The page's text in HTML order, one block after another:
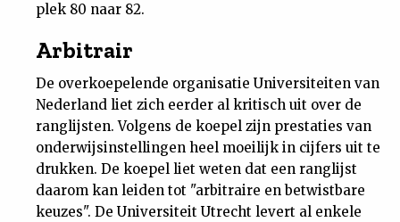
plek 80 naar 82.
Arbitrair
De overkoepelende organisatie Universiteiten van
Nederland liet zich eerder al kritisch uit over de
ranglijsten. Volgens de koepel zijn prestaties van
onderwijsinstellingen heel moeilijk in cijfers uit te
drukken. De koepel liet weten dat een ranglijst
daarom kan leiden tot "arbitraire en betwistbare
keuzes". De Universiteit Utrecht levert al enkele